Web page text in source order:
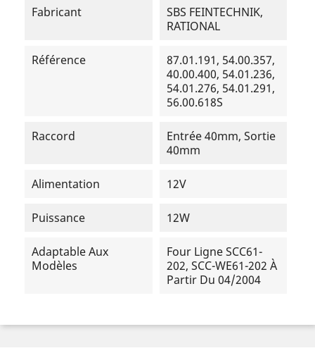
Fabricant
SBS FEINTECHNIK,
RATIONAL
Référence
87.01.191, 54.00.357,
40.00.400, 54.01.236,
54.01.276, 54.01.291,
56.00.618S
Raccord
Entrée 40mm, Sortie
40mm
Alimentation 12V
Puissance 12W
Adaptable Aux
Modèles
Four Ligne SCC61-
202, SCC-WE61-202 À
Partir Du 04/2004